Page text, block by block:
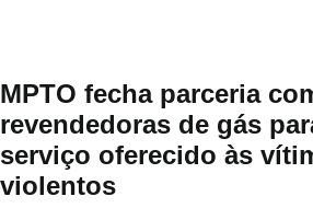
MPTO fecha parceria
revendedoras de gás
serviço oferecido às
violentos